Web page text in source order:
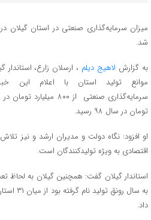
شد.
به گزارش لاهیج دیلم ، ارسلان زارع،
موانع تولید استان با اعلام این
تومان در سال ۹۸ رسید.
او افزود: نگاه دولت و مدیران ارشد و نیز
اقتصادی به ویژه تولیدکنندگان است.
به سال
داد.